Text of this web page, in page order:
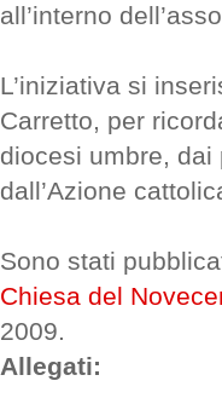
all’interno
L’iniziativa si
Carretto, per
diocesi umbre,
dall’Azione
Sono stati
Chiesa del
2009.
Allegati: